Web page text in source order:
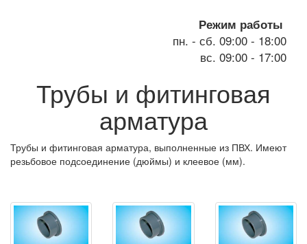
Режим работы
пн. - сб. 09:00 - 18:00
вс. 09:00 - 17:00
Трубы и фитинговая
арматура
Трубы и фитинговая арматура, выполненные из ПВХ. Имеют
резьбовое подсоединение (дюймы) и клеевое (мм).